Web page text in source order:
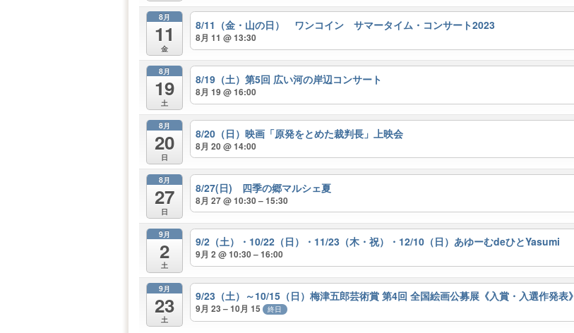
8月
11
金
8/11（金・山の日） ワンコイン サマータイム・コンサート2023
8月 11 @ 13:30
8月
19
土
8/19（土）第5回 広い河の岸辺コンサート
8月 19 @ 16:00
8月
20
日
8/20（日）映画「原発をとめた裁判長」上映会
8月 20 @ 14:00
8月
27
日
8/27(日) 四季の郷マルシェ夏
8月 27 @ 10:30 – 15:30
9月
2
土
9/2（土）・10/22（日）・11/23（木・祝）・12/10（日）あゆーむdeひとYasumi
9月 2 @ 10:30 – 16:00
9月
23
土
9/23（土）～10/15（日）梅津五郎芸術賞 第4回 全国絵画公募展《入賞・入選作発表》
9月 23 – 10月 15 終日